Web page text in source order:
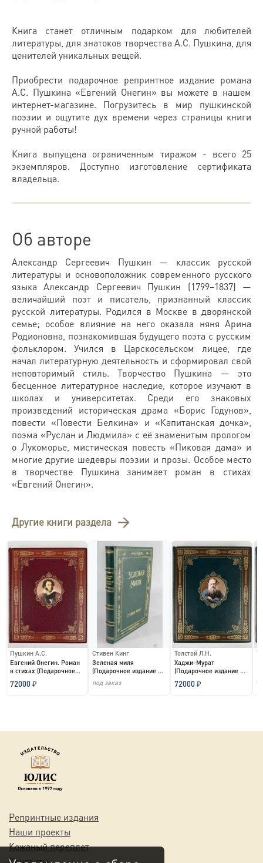
Книга станет отличным подарком для любителей
литературы, для знатоков творчества А.С. Пушкина, для
ценителей уникальных вещей.
Приобрести подарочное репринтное издание романа
А.С. Пушкина «Евгений Онегин» вы можете в нашем
интернет-магазине. Погрузитесь в мир пушкинской
поэзии и ощутите дух времени через страницы книги
ручной работы!
Книга выпущена ограниченным тиражом - всего 25
экземпляров. Доступно изготовление сертификата
владельца.
Об авторе
Александр Сергеевич Пушкин — классик русской
литературы и основоположник современного русского
языка Александр Сергеевич Пушкин (1799–1837) —
величайший поэт и писатель, признанный классик
русской литературы. Родился в Москве в дворянской
семье; особое влияние на него оказала няня Арина
Родионовна, познакомившая будущего поэта с русским
фольклором. Учился в Царскосельском лицее, где
начал литературную деятельность и сформировал свой
неповторимый стиль. Творчество Пушкина — это
бесценное литературное наследие, которое изучают в
школах и университетах. Среди его знаковых
произведений историческая драма «Борис Годунов»,
повести «Повести Белкина» и «Капитанская дочка»,
поэма «Руслан и Людмила» с её знаменитым прологом
о Лукоморье, мистическая повесть «Пиковая дама» и
многие другие шедевры поэзии и прозы. Особое место
в творчестве Пушкина занимает роман в стихах
«Евгений Онегин».
Другие книги раздела
Пушкин А.С.
Евгений Онегин. Роман
в стихах (Подарочное
издание в кожаном...
72000 ₽
Стивен Кинг
Зеленая миля
(Подарочное издание в
под заказ
Толстой Л.Н.
Хаджи-Мурат
(Подарочное издание в
кожаном переплете)...
72000 ₽
Репринтные издания
Наши проекты
Кожаный переплет